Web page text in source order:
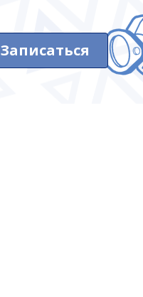
Записаться